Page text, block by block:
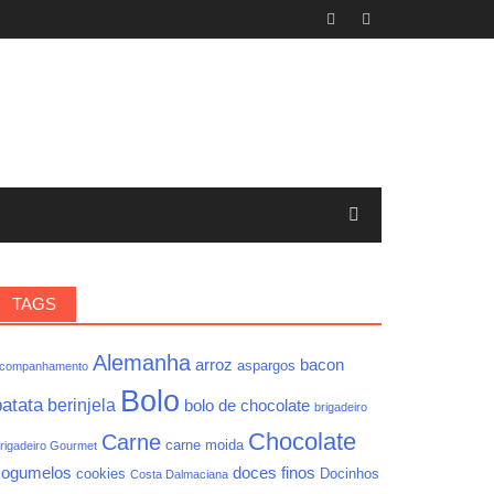
TAGS
Alemanha arroz aspargos bacon
berinjela Bolo bolo de chocolate brigadeiro
Gourmet Carne carne moida Chocolate
cookies Costa Dalmaciana doces finos Docinhos